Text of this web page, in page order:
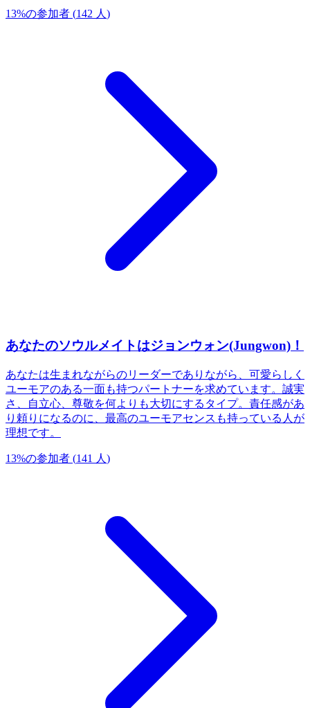
13%の参加者 (142 人)
あなたのソウルメイトはジョンウォン(Jungwon)！
あなたは生まれながらのリーダーでありながら、可愛らしく
ユーモアのある一面も持つパートナーを求めています。誠実
さ、自立心、尊敬を何よりも大切にするタイプ。責任感があ
り頼りになるのに、最高のユーモアセンスも持っている人が
理想です。
13%の参加者 (141 人 )